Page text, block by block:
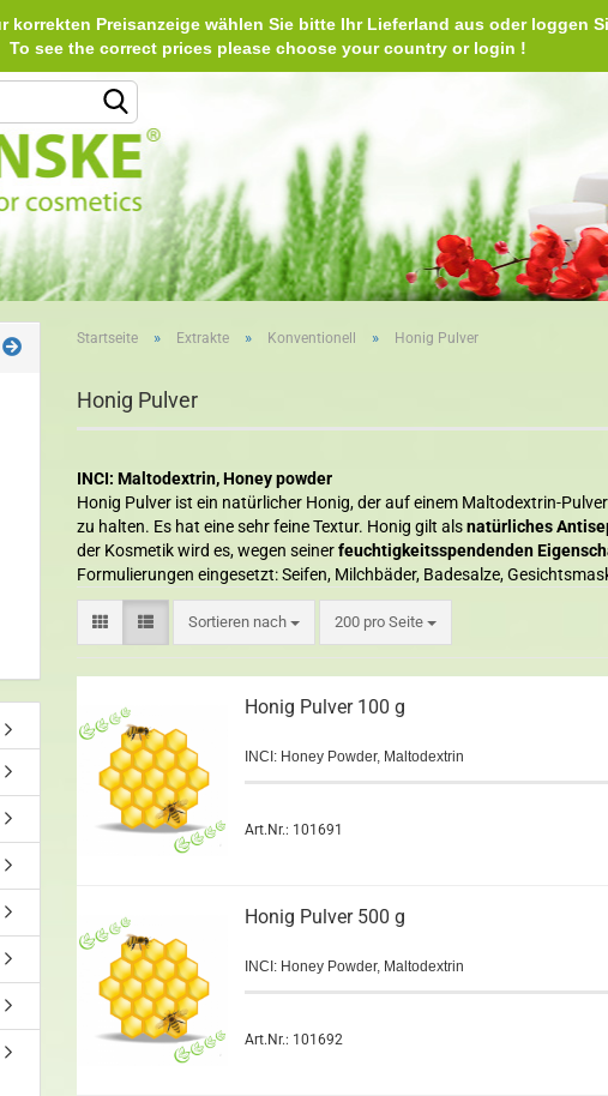
korrekten Preisanzeige wählen Sie bitte Ihr Lieferland aus oder loggen
To see the correct prices please choose your country or
Startseite » Extrakte » Konventionell » Honig Pulver
Honig Pulver
INCI: Maltodextrin, Honey powder
Honig Pulver ist ein natürlicher Honig, der auf einem Maltodextrin-
zu halten. Es hat eine sehr feine Textur. Honig gilt alsnatürliches
der Kosmetik wird es, wegen seinerfeuchtigkeitsspendenden
Formulierungen eingesetzt: Seifen, Milchbäder, Badesalze,
Sortieren nach 200 pro Seite
Honig Pulver 100 g
INCI: Honey Powder, Maltodextrin
Art.Nr.: 101691
Honig Pulver 500 g
INCI: Honey Powder, Maltodextrin
Art.Nr.: 101692